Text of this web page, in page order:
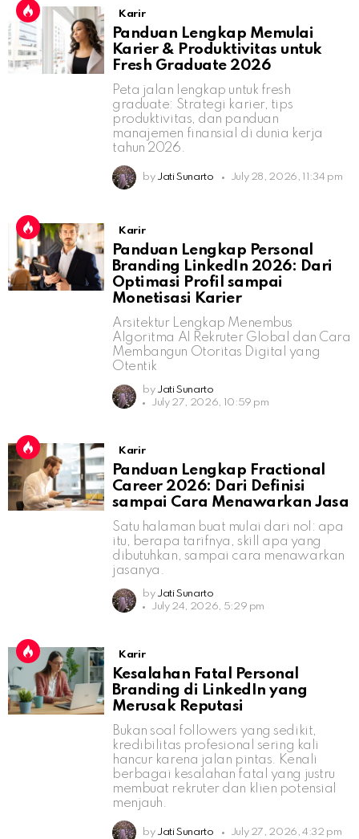
Karir
Panduan Lengkap Memulai
Karier & Produktivitas untuk
Fresh Graduate 2026
Peta jalan lengkap untuk fresh
graduate: Strategi karier, tips
produktivitas, dan panduan
manajemen finansial di dunia kerja
tahun 2026.
by Jati Sunarto July 28, 2026, 11:34 pm
Karir
Panduan Lengkap Personal
Branding LinkedIn 2026: Dari
Optimasi Profil sampai
Monetisasi Karier
Arsitektur Lengkap Menembus
Algoritma AI Rekruter Global dan Cara
Membangun Otoritas Digital yang
Otentik
by Jati Sunarto
July 27, 2026, 10:59 pm
Karir
Panduan Lengkap Fractional
Career 2026: Dari Definisi
sampai Cara Menawarkan Jasa
Satu halaman buat mulai dari nol: apa
itu, berapa tarifnya, skill apa yang
dibutuhkan, sampai cara menawarkan
jasanya.
by Jati Sunarto
July 24, 2026, 5:29 pm
Karir
Kesalahan Fatal Personal
Branding di LinkedIn yang
Merusak Reputasi
Bukan soal followers yang sedikit,
kredibilitas profesional sering kali
hancur karena jalan pintas. Kenali
berbagai kesalahan fatal yang justru
membuat rekruter dan klien potensial
menjauh.
by Jati Sunarto July 27, 2026, 4:32 pm